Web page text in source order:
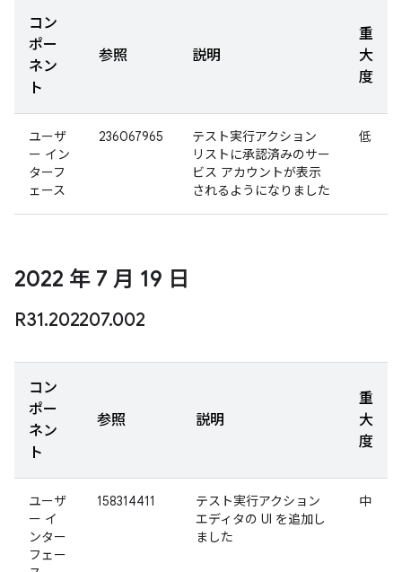
コン
ポー
ネン
ト
参照 説明
重
大
度
ユーザ
ー イン
ターフ
ェース
236067965
テスト実行アクション
リストに承認済みのサー
ビス アカウントが表示
されるようになりました
低
2022 年 7 月 19 日
R31.202207.002
コン
ポー
ネン
ト
参照 説明
重
大
度
ユーザ
ー イ
ンター
フェー
158314411
テスト実行アクション
エディタの UI を追加し
ました
中